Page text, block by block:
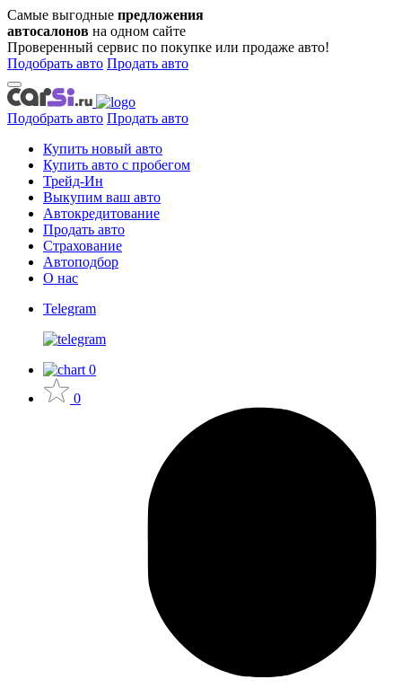
Самые выгодные предложения
автосалонов на одном сайте
Проверенный сервис по покупке или продаже авто!
Подобрать авто Продать авто
Подобрать авто Продать авто
Купить новый авто
Купить авто с пробегом
Трейд-Ин
Выкупим ваш авто
Автокредитование
Продать авто
Страхование
Автоподбор
О нас
Telegram
0
0